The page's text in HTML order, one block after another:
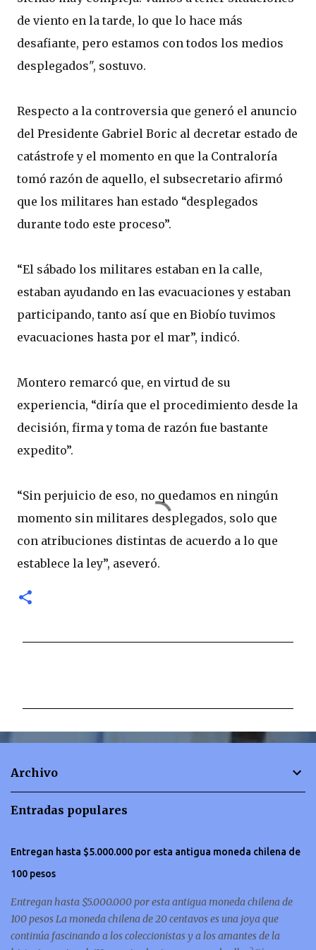
de viento en la tarde, lo que lo hace más
desafiante, pero estamos con todos los medios
desplegados", sostuvo.
Respecto a la controversia que generó el anuncio
del Presidente Gabriel Boric al decretar estado de
catástrofe y el momento en que la Contraloría
tomó razón de aquello, el subsecretario afirmó
que los militares han estado “desplegados
durante todo este proceso”.
“El sábado los militares estaban en la calle,
estaban ayudando en las evacuaciones y estaban
participando, tanto así que en Biobío tuvimos
evacuaciones hasta por el mar”, indicó.
Montero remarcó que, en virtud de su
experiencia, “diría que el procedimiento desde la
decisión, firma y toma de razón fue bastante
expedito”.
“Sin perjuicio de eso, no quedamos en ningún
momento sin militares desplegados, solo que
con atribuciones distintas de acuerdo a lo que
establece la ley”, aseveró.
n
Archivo
Entradas populares
Entregan hasta $5.000.000 por esta antigua moneda chilena de
100 pesos
Entregan hasta $5.000.000 por esta antigua moneda chilena de
100 pesos La moneda chilena de 20 centavos es una joya que
continúa fascinando a los coleccionistas y a los amantes de la